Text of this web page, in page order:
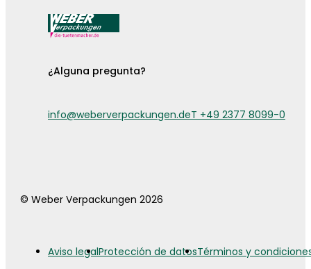
¿Alguna pregunta?
info@weberverpackungen.deT +49 2377 8099-0
© Weber Verpackungen 2026
Aviso legalProtección de datosTérminos y